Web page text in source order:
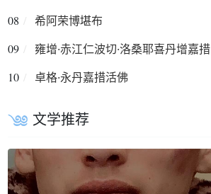
08 希阿荣博堪布
09 雍增·赤江仁波切·洛桑耶喜丹增嘉措
10 卓格·永丹嘉措活佛
文学推荐